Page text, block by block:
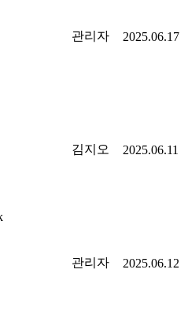
관리자 2025.06.17
김지오 2025.06.11
관리자 2025.06.12